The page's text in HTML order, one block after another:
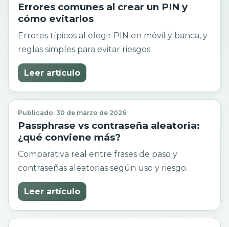
Errores comunes al crear un PIN y
cómo evitarlos
Errores típicos al elegir PIN en móvil y banca, y
reglas simples para evitar riesgos.
Leer artículo
Publicado: 30 de marzo de 2026
Passphrase vs contraseña aleatoria:
¿qué conviene más?
Comparativa real entre frases de paso y
contraseñas aleatorias según uso y riesgo.
Leer artículo